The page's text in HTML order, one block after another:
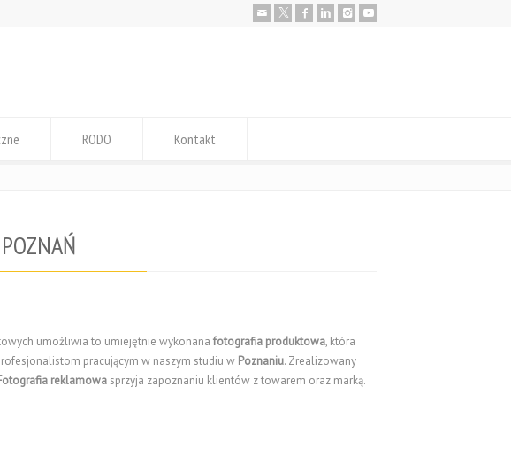
RODO Kontakt
umożliwia to umiejętnie wykonana fotografia produktowa, która
pracującym w naszym studiu w Poznaniu. Zrealizowany
reklamowa sprzyja zapoznaniu klientów z towarem oraz marką.